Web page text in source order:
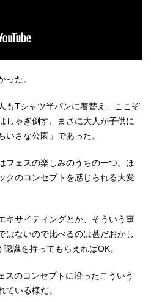
った。
もTシャツ半パンに着替え、ここぞ
しゃぎ倒す、まさに大人が子供に
さな公園」であった。
フェスの楽しみのうちの一つ。ほ
クのコンセプトを感じられる大変
キサイティングとか、そういう事
はないので比べるのは甚だおかし
識を持ってもらえればOK。
スのコンセプトに沿ったこういう
ている様だ。